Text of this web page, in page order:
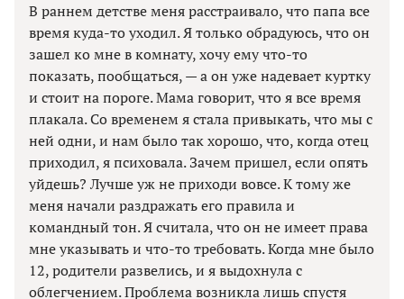
В раннем детстве меня расстраивало, что папа все
время куда-то уходил. Я только обрадуюсь, что он
зашел ко мне в комнату, хочу ему что-то
показать, пообщаться, — а он уже надевает куртку
и стоит на пороге. Мама говорит, что я все время
плакала. Со временем я стала привыкать, что мы с
ней одни, и нам было так хорошо, что, когда отец
приходил, я психовала. Зачем пришел, если опять
уйдешь? Лучше уж не приходи вовсе. К тому же
меня начали раздражать его правила и
командный тон. Я считала, что он не имеет права
мне указывать и что-то требовать. Когда мне было
12, родители развелись, и я выдохнула с
облегчением. Проблема возникла лишь спустя